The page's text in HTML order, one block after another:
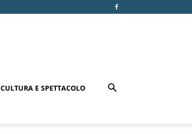
CULTURA E SPETTACOLO